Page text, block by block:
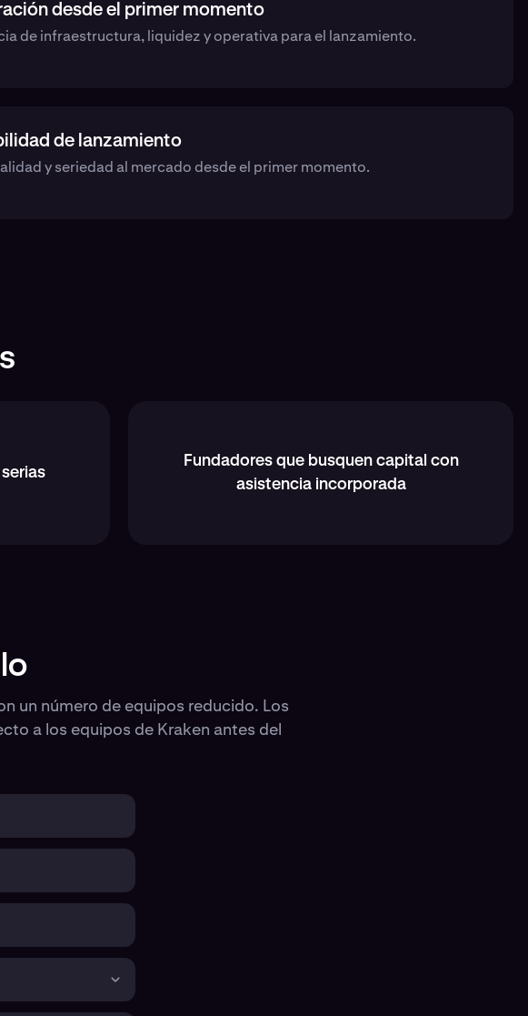
desde el primer momento
de infraestructura, liquidez y operativa para el lanzamiento.
de lanzamiento
y seriedad al mercado desde el primer momento.
Fundadores que busquen capital con
asistencia incorporada
un número de equipos reducido. Los
a los equipos de Kraken antes del